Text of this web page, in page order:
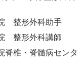
整形外科助手
整形外科講師
椎・脊髄病センタ